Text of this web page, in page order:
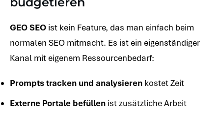
GEO SEO ist kein Feature, das man einfach beim
normalen SEO mitmacht. Es ist ein eigenständiger
Kanal mit eigenem Ressourcenbedarf:
Prompts tracken und analysieren kostet Zeit
Externe Portale befüllen ist zusätzliche Arbeit